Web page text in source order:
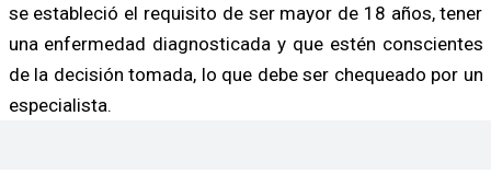
se estableció el requisito de ser mayor de 18 años, tener
una enfermedad diagnosticada y que estén conscientes
de la decisión tomada, lo que debe ser chequeado por un
especialista.